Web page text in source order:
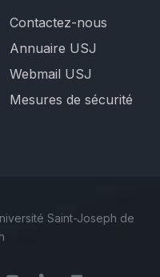
Contactez-nous
Annuaire USJ
Webmail USJ
Mesures de sécurité
Saint-Joseph de